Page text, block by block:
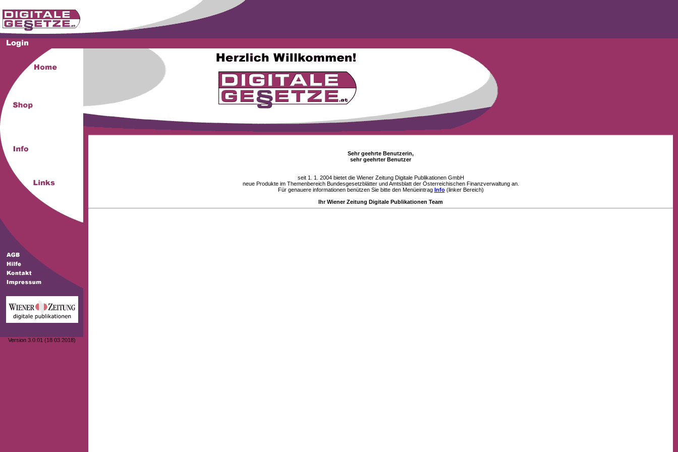
Version 3.0.01 (18.03.2018)
Sehr geehrte Benutzerin,
sehr geehrter Benutzer
seit 1. 1. 2004 bietet die Wiener Zeitung Digitale Publikationen GmbH
neue Produkte im Themenbereich Bundesgesetzblätter und Amtsblatt der Österreichischen Finanzverwaltung an.
Für genauere informationen benützen Sie bitte den Menüeintrag Info(linker Bereich)
Ihr Wiener Zeitung Digitale Publikationen Team